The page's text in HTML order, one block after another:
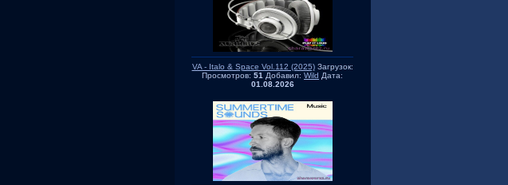
VA - Italo & Space Vol.112 (2025)Загрузок:
Просмотров: 51 Добавил: Wild Дата:
01.08.2026